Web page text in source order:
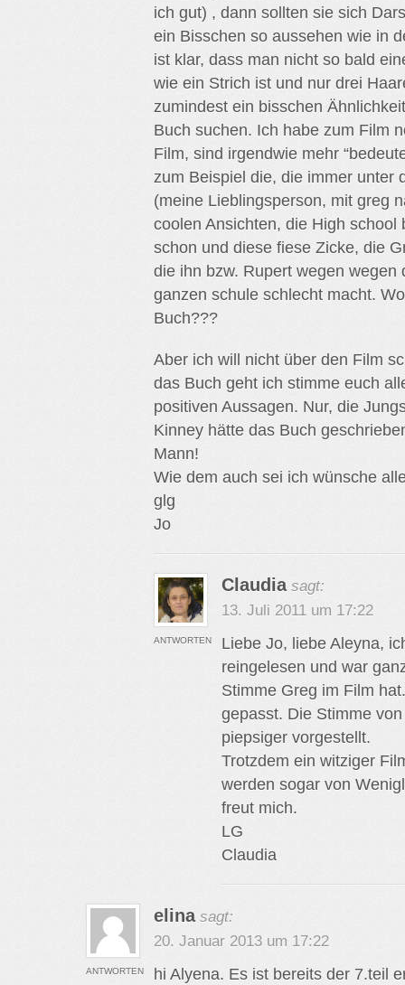
ich gut) , dann sollten sie sich
ein Bisschen so aussehen wie in
ist klar, dass man nicht so bald
wie ein Strich ist und nur drei
zumindest ein bisschen
Buch suchen. Ich habe zum Film
Film, sind irgendwie mehr
zum Beispiel die, die immer unter
(meine Lieblingsperson, mit greg
coolen Ansichten, die High school
schon und diese fiese Zicke, die
die ihn bzw. Rupert wegen wegen
ganzen schule schlecht macht.
Buch???
Aber ich will nicht über den Film
das Buch geht ich stimme euch
positiven Aussagen. Nur, die
Kinney hätte das Buch
Mann!
Wie dem auch sei ich wünsche
glg
Jo
Claudia sagt:
13. Juli 2011 um 17:22
Liebe Jo, liebe Aleyna,
reingelesen und war
Stimme Greg im Film
gepasst. Die Stimme
piepsiger vorgestellt.
Trotzdem ein witziger
werden sogar von
freut mich.
LG
Claudia
ANTWORTEN
elina sagt:
20. Januar 2013 um 17:22
hi Alyena. Es ist bereits der 7.teil
ANTWORTEN